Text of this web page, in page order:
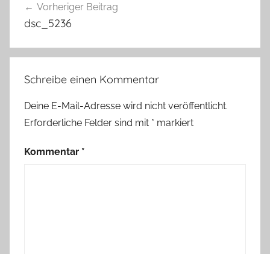
Vorheriger Beitrag
dsc_5236
Schreibe einen Kommentar
Deine E-Mail-Adresse wird nicht veröffentlicht.
Erforderliche Felder sind mit * markiert
Kommentar *